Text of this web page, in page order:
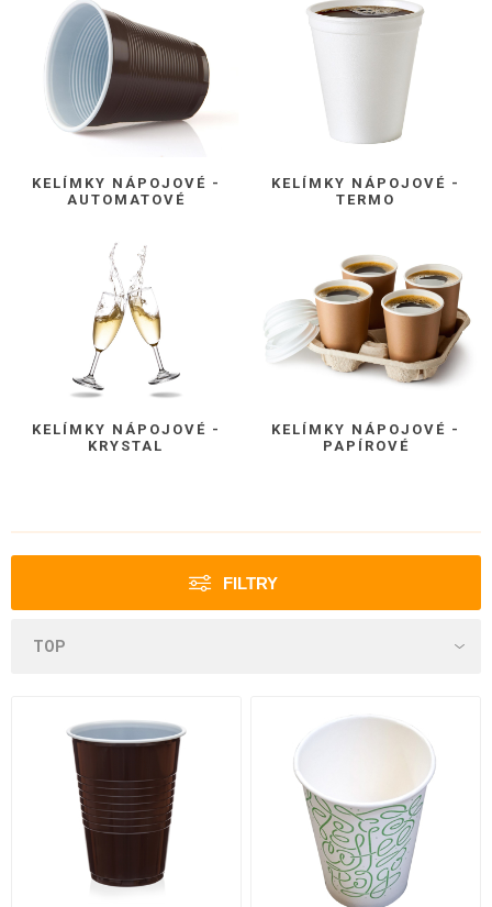
KELÍMKY NÁPOJOVÉ -
AUTOMATOVÉ
KELÍMKY NÁPOJOVÉ -
TERMO
KELÍMKY NÁPOJOVÉ -
KRYSTAL
KELÍMKY NÁPOJOVÉ -
PAPÍROVÉ
FILTRY